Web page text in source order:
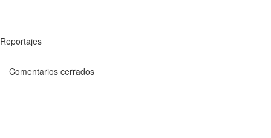
Reportajes
Comentarios cerrados